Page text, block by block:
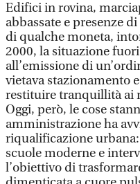
Edifici in rovina,
abbassate e presenze
di qualche moneta,
2000, la situazione
all’emissione di
vietava stazionamento
restituire tranquillità ai
Oggi, però, le cose
amministrazione ha
riqualificazione
scuole moderne e
l’obiettivo di